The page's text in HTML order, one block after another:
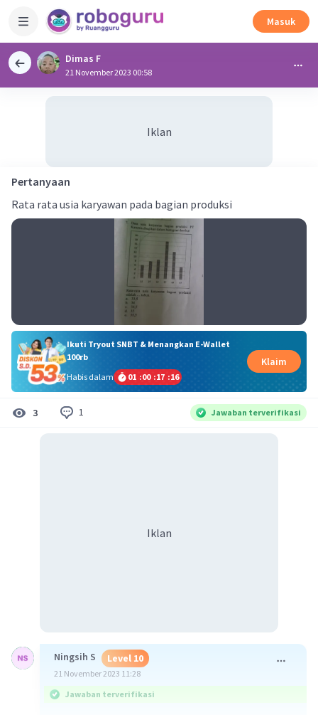
Masuk
Dimas F
21 November 2023 00:58
Iklan
Pertanyaan
Rata rata usia karyawan pada bagian produksi
Ikuti Tryout SNBT & Menangkan E-Wallet
100rb
Habis dalam
01 :00 :17 :16
Klaim
3 1 Jawaban terverifikasi
Iklan
Ningsih S Level 10
21 November 2023 11:28
Jawaban terverifikasi